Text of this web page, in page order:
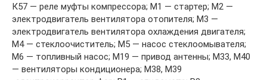
К57 — реле муфты компрессора; М1 — стартер; М2 —
электродвигатель вентилятора отопителя; М3 —
электродвигатель вентилятора охлаждения двигателя;
М4 — стеклоочиститель; М5 — насос стеклоомывателя;
М6 — топливный насос; М19 — привод антенны; М33, М40
— вентиляторы кондиционера; М38, М39